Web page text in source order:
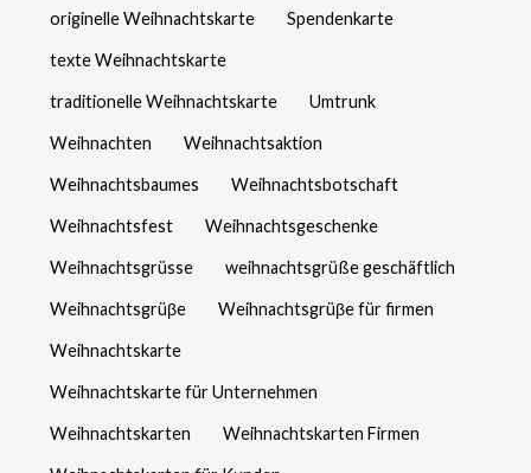
originelle Weihnachtskarte Spendenkarte
texte Weihnachtskarte
traditionelle Weihnachtskarte Umtrunk
Weihnachten Weihnachtsaktion
Weihnachtsbaumes Weihnachtsbotschaft
Weihnachtsfest Weihnachtsgeschenke
Weihnachtsgrüsse weihnachtsgrüße geschäftlich
Weihnachtsgrüβe Weihnachtsgrüβe für firmen
Weihnachtskarte
Weihnachtskarte für Unternehmen
Weihnachtskarten Weihnachtskarten Firmen